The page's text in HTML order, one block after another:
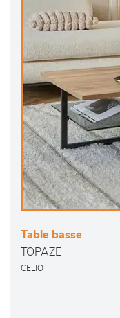
Table basse
TOPAZE
CELIO